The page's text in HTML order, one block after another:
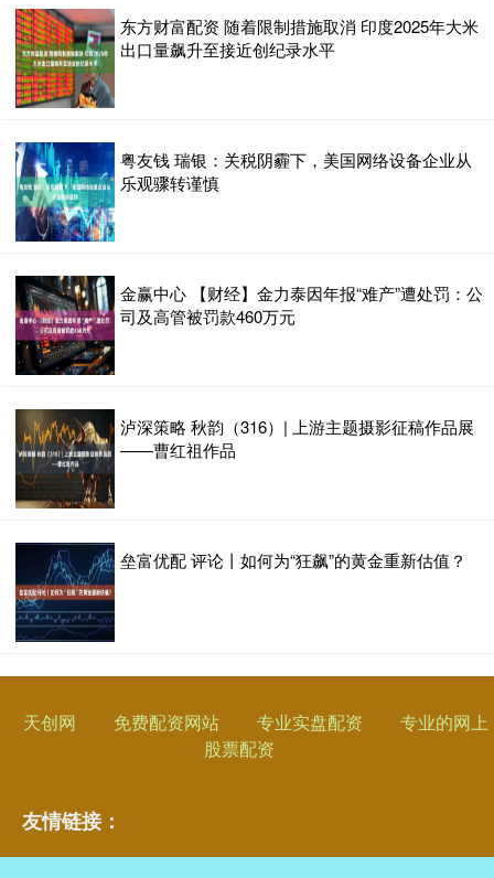
东方财富配资 随着限制措施取消 印度2025年大米
出口量飙升至接近创纪录水平
粤友钱 瑞银：关税阴霾下，美国网络设备企业从
乐观骤转谨慎
金赢中心 【财经】金力泰因年报“难产”遭处罚：公
司及高管被罚款460万元
泸深策略 秋韵（316）| 上游主题摄影征稿作品展
——曹红祖作品
垒富优配 评论丨如何为“狂飙”的黄金重新估值？
天创网 免费配资网站 专业实盘配资
专业的网上
股票配资
友情链接：